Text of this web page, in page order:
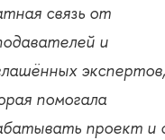
связь от
и
экспертов,
помогала
проект и